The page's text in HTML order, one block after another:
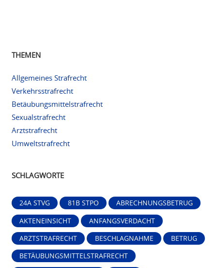
THEMEN
Allgemeines Strafrecht
Verkehrsstrafrecht
Betäubungsmittelstrafrecht
Sexualstrafrecht
Arztstrafrecht
Umweltstrafrecht
SCHLAGWORTE
24A STVG 81B STPO ABRECHNUNGSBETRUG
AKTENEINSICHT ANFANGSVERDACHT
ARZTSTRAFRECHT BESCHLAGNAHME BETRUG
BETÄUBUNGSMITTELSTRAFRECHT